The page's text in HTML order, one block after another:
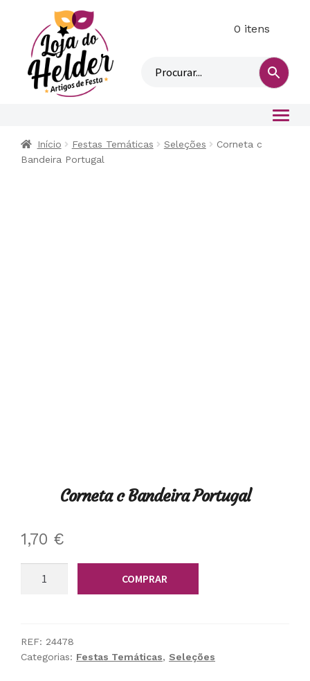
n
0 itens
Início Festas Temáticas Seleções
Corneta c
Bandeira Portugal
Corneta c Bandeira Portugal
1,70 €
Bandeira
Portugal
COMPRAR
REF: 24478
Categorias: Festas Temáticas, Seleções